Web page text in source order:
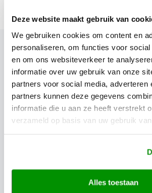
Deze website maakt gebruik van
We gebruiken cookies om content en
personaliseren, om functies voor
en om ons websiteverkeer te
informatie over uw gebruik van onze
partners voor social media, adverteren
partners kunnen deze gegevens
informatie die u aan ze heeft verstrekt
verzameld op basis van uw gebruik
Alles toestaan
Gerelateerde reizen